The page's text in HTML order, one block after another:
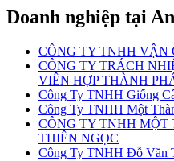
Doanh nghiệp tại
CÔNG TY TNHH VẬN
CÔNG TY TRÁCH
VIÊN HỢP THÀNH
Công Ty TNHH Giống
Công Ty TNHH Một
CÔNG TY TNHH
THIÊN NGỌC
Công Ty TNHH Đỗ Văn